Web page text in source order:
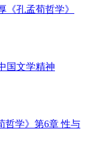
《孔孟荀哲学》
国文学精神
哲学》第6章 性与